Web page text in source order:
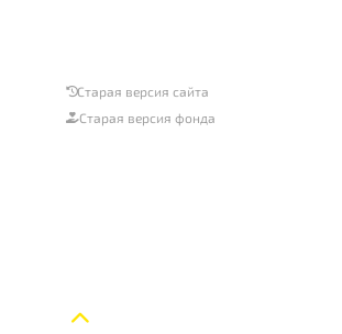
Старая версия сайта
Старая версия фонда